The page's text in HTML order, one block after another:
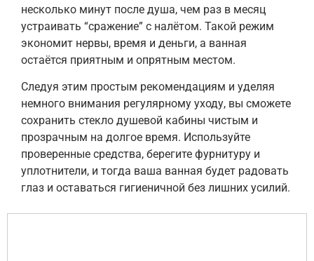
несколько минут после душа, чем раз в месяц
устраивать “сражение” с налётом. Такой режим
экономит нервы, время и деньги, а ванная
остаётся приятным и опрятным местом.
Следуя этим простым рекомендациям и уделяя
немного внимания регулярному уходу, вы сможете
сохранить стекло душевой кабины чистым и
прозрачным на долгое время. Используйте
проверенные средства, берегите фурнитуру и
уплотнители, и тогда ваша ванная будет радовать
глаз и оставаться гигиеничной без лишних усилий.